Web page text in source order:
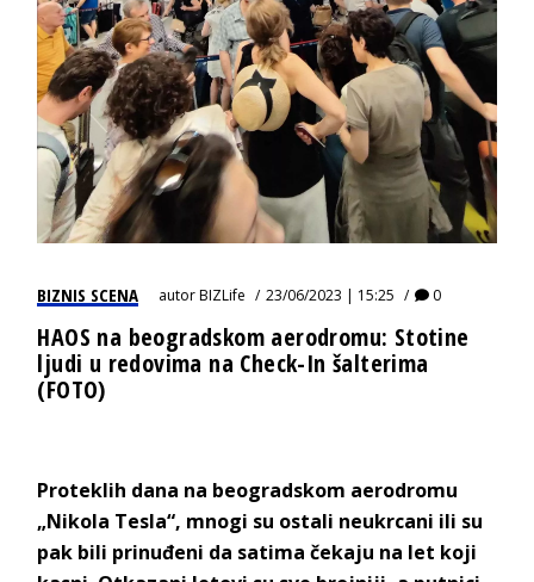
BIZNIS SCENA autorBIZLife 23/06/2023 | 15:25 0
HAOS na beogradskom aerodromu: Stotine
ljudi u redovima na Check-In šalterima
(FOTO)
Proteklih dana na beogradskom aerodromu
„Nikola Tesla“, mnogi su ostali neukrcani ili su
pak bili prinuđeni da satima čekaju na let koji